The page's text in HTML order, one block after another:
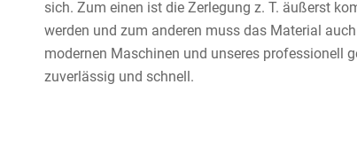
sich. Zum einen ist die Zerlegung z. T. äußerst
werden und zum anderen muss das Material
modernen Maschinen und unseres professionell
zuverlässig und schnell.